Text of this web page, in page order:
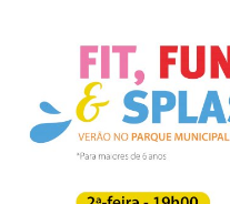
Educação
Estatuto Editorial